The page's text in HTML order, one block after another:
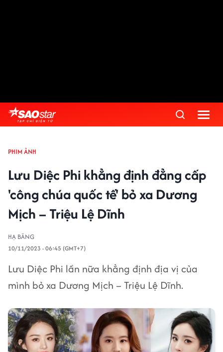
PHIM ẢNH
Lưu Diệc Phi khẳng định đẳng cấp
'công chúa quốc tế' bỏ xa Dương
Mịch – Triệu Lệ Dĩnh
HẠ BĂNG
10/11/2023 - 06:45 (GMT+7)
Lưu Diệc Phi lần nữa khẳng định địa vị của
mình bỏ xa Dương Mịch – Triệu Lệ Dĩnh.